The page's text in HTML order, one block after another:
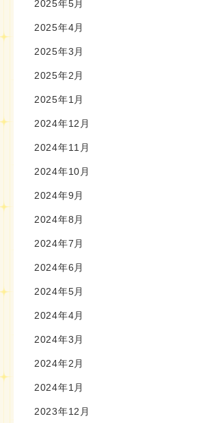
2025年5月
2025年4月
2025年3月
2025年2月
2025年1月
2024年12月
2024年11月
2024年10月
2024年9月
2024年8月
2024年7月
2024年6月
2024年5月
2024年4月
2024年3月
2024年2月
2024年1月
2023年12月